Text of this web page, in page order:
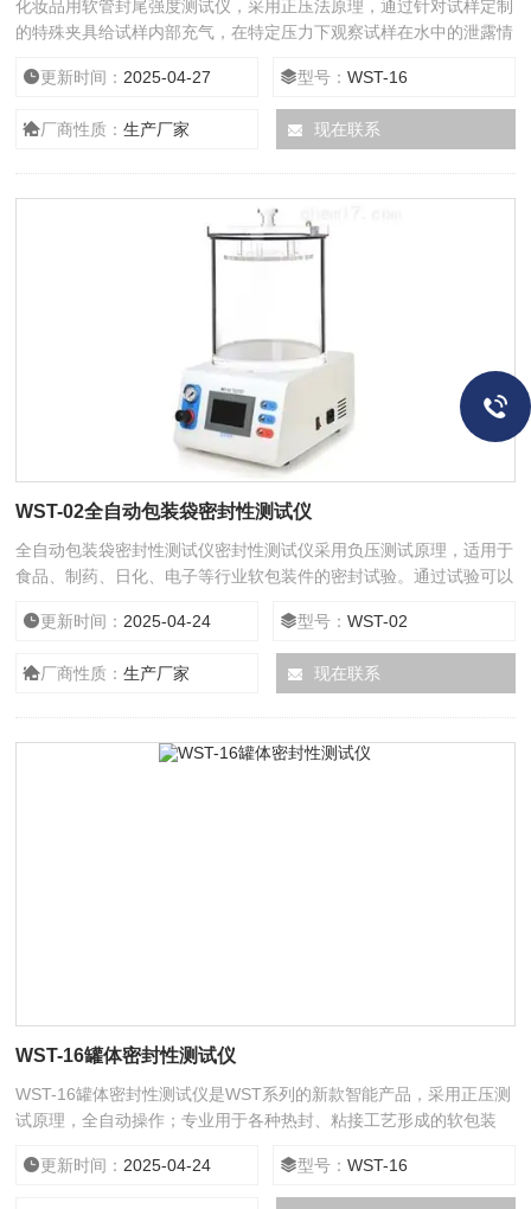
化妆品用软管封尾强度测试仪，采用正压法原理，通过针对试样定制
的特殊夹具给试样内部充气，在特定压力下观察试样在水中的泄露情
更新时间： 2025-04-27 型号：WST-16
厂商性质：生产厂家 现在联系
WST-02全自动包装袋密封性测试仪
全自动包装袋密封性测试仪密封性测试仪采用负压测试原理，适用于
食品、制药、日化、电子等行业软包装件的密封试验。通过试验可以
术指标提供科学依据。也可进行经跌落、耐压试验后的试件的密封性
更新时间： 2025-04-24 型号：WST-02
厂商性质：生产厂家 现在联系
WST-16罐体密封性测试仪
WST-16罐体密封性测试仪是WST系列的新款智能产品，采用正压测
试原理，全自动操作；专业用于各种热封、粘接工艺形成的软包装
力、密封泄漏性能的量化测定，各种塑料防盗瓶盖密封性能的量化测
定，各种软管整体密封性能、耐压强度、帽体连接强度、脱扣强度、
更新时间： 2025-04-24 型号：WST-16